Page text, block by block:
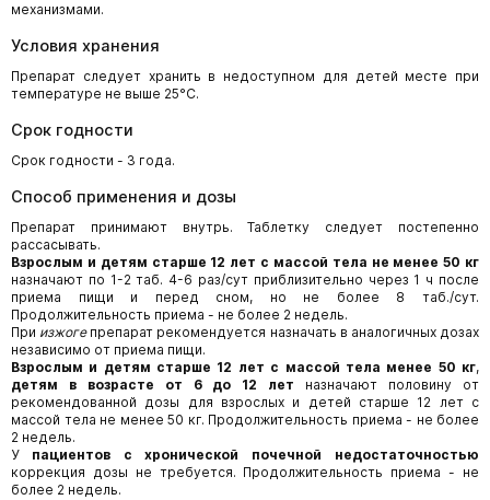
механизмами.
Условия хранения
Препарат следует хранить в недоступном для детей месте при
температуре не выше 25°С.
Срок годности
Срок годности - 3 года.
Способ применения и дозы
Препарат принимают внутрь. Таблетку следует постепенно
рассасывать.
Взрослым и детям старше 12 лет с массой тела не менее 50 кг
назначают по 1-2 таб. 4-6 раз/сут приблизительно через 1 ч после
приема пищи и перед сном, но не более 8 таб./сут.
Продолжительность приема - не более 2 недель.
При изжогепрепарат рекомендуется назначать в аналогичных дозах
независимо от приема пищи.
Взрослым и детям старше 12 лет с массой тела менее 50 кг,
детям в возрасте от 6 до 12 лет назначают половину от
рекомендованной дозы для взрослых и детей старше 12 лет с
массой тела не менее 50 кг. Продолжительность приема - не более
2 недель.
У пациентов с хронической почечной недостаточностью
коррекция дозы не требуется. Продолжительность приема - не
более 2 недель.